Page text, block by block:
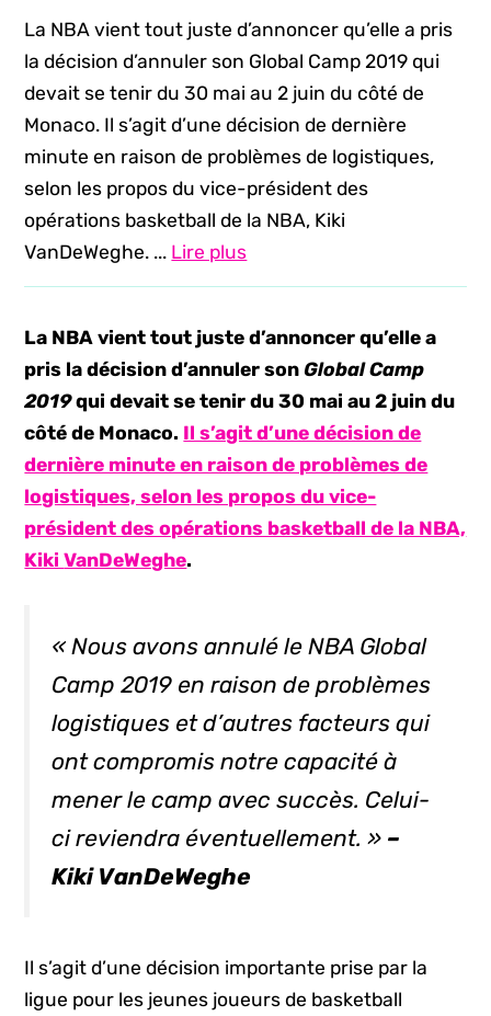
La NBA vient tout juste d’annoncer qu’elle a pris
la décision d’annuler son Global Camp 2019 qui
devait se tenir du 30 mai au 2 juin du côté de
Monaco. Il s’agit d’une décision de dernière
minute en raison de problèmes de logistiques,
selon les propos du vice-président des
opérations basketball de la NBA, Kiki
VanDeWeghe. ... Lire plus
La NBA vient tout juste d’annoncer qu’elle a
pris la décision d’annuler sonGlobal Camp
2019qui devait se tenir du 30 mai au 2 juin du
côté de Monaco. Il s’agit d’une décision de
dernière minute en raison de problèmes de
logistiques, selon les propos du vice-
président des opérations basketball de la NBA,
KikiVanDeWeghe.
« Nous avons annulé le NBA Global
Camp 2019 en raison de problèmes
logistiques et d’autres facteurs qui
ont compromis notre capacité à
mener le camp avec succès. Celui-
ci reviendra éventuellement. » –
Kiki VanDeWeghe
Il s’agit d’une décision importante prise par la
ligue pour les jeunes joueurs de basketball